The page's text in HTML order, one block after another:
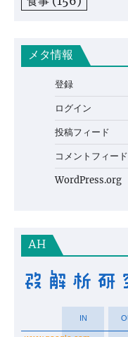
メタ情報
登録
ログイン
投稿フィード
コメントフィード
WordPress.org
AH